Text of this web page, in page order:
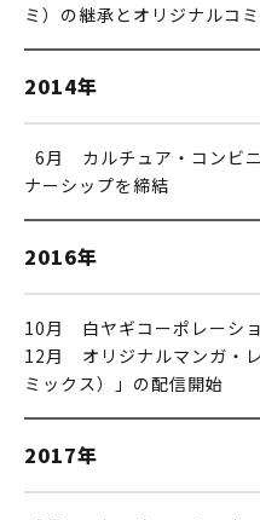
ミ）の継承とオリジナルコ
2014年
6月 カルチュア・コンビ
ナーシップを締結
2016年
10月 白ヤギコーポレーシ
12月 オリジナルマンガ・
ミックス）」の配信開始
2017年